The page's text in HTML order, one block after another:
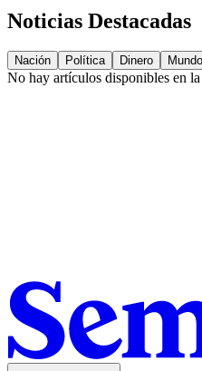
Noticias Destacadas
Nación Política Dinero Mundo
No hay artículos disponibles en